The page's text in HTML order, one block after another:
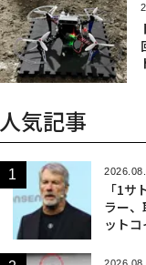
人気記事
「1
ラー
ット